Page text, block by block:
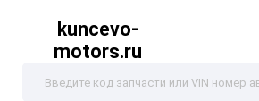
kuncevo-
motors.ru